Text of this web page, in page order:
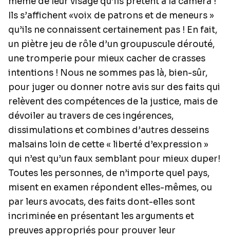
Ils s’affichent «voix de patrons et de meneurs »
qu’ils ne connaissent certainement pas ! En fait,
un piètre jeu de rôle d’un groupuscule dérouté,
une tromperie pour mieux cacher de crasses
intentions ! Nous ne sommes pas là, bien-sûr,
pour juger ou donner notre avis sur des faits qui
relèvent des compétences de la justice, mais de
dévoiler au travers de ces ingérences,
dissimulations et combines d’autres desseins
malsains loin de cette « liberté d’expression »
qui n’est qu’un faux semblant pour mieux duper!
Toutes les personnes, de n’importe quel pays,
misent en examen répondent elles-mêmes, ou
par leurs avocats, des faits dont-elles sont
incriminée en présentant les arguments et
preuves appropriés pour prouver leur